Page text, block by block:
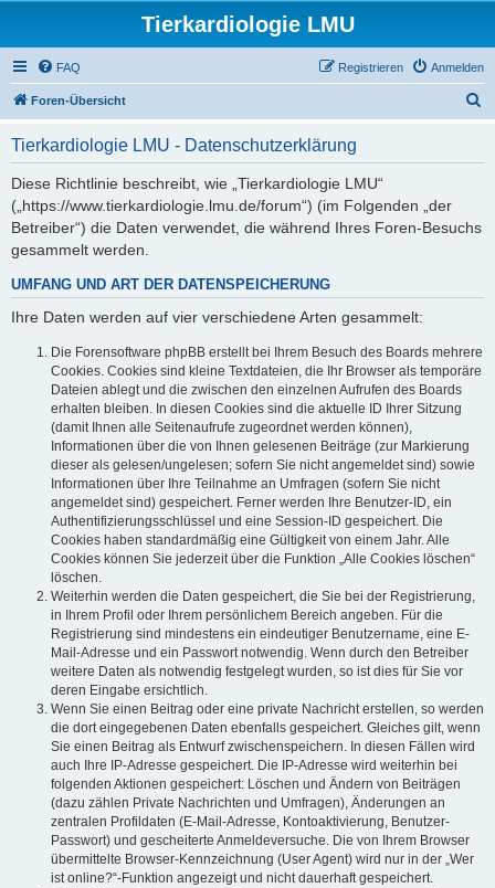
Tierkardiologie LMU
FAQ Anmelden
Registrieren
Foren-Übersicht
Tierkardiologie LMU - Datenschutzerklärung
Diese Richtlinie beschreibt, wie „Tierkardiologie LMU“
(„https://www.tierkardiologie.lmu.de/forum“) (im Folgenden „der
Betreiber“) die Daten verwendet, die während Ihres Foren-Besuchs
gesammelt werden.
UMFANG UND ART DER DATENSPEICHERUNG
Ihre Daten werden auf vier verschiedene Arten gesammelt:
Die Forensoftware phpBB erstellt bei Ihrem Besuch des Boards mehrere
Cookies. Cookies sind kleine Textdateien, die Ihr Browser als temporäre
Dateien ablegt und die zwischen den einzelnen Aufrufen des Boards
erhalten bleiben. In diesen Cookies sind die aktuelle ID Ihrer Sitzung
(damit Ihnen alle Seitenaufrufe zugeordnet werden können),
Informationen über die von Ihnen gelesenen Beiträge (zur Markierung
dieser als gelesen/ungelesen; sofern Sie nicht angemeldet sind) sowie
Informationen über Ihre Teilnahme an Umfragen (sofern Sie nicht
angemeldet sind) gespeichert. Ferner werden Ihre Benutzer-ID, ein
Authentifizierungsschlüssel und eine Session-ID gespeichert. Die
Cookies haben standardmäßig eine Gültigkeit von einem Jahr. Alle
Cookies können Sie jederzeit über die Funktion „Alle Cookies löschen“
löschen.
Weiterhin werden die Daten gespeichert, die Sie bei der Registrierung,
in Ihrem Profil oder Ihrem persönlichem Bereich angeben. Für die
Registrierung sind mindestens ein eindeutiger Benutzername, eine E-
Mail-Adresse und ein Passwort notwendig. Wenn durch den Betreiber
weitere Daten als notwendig festgelegt wurden, so ist dies für Sie vor
deren Eingabe ersichtlich.
Wenn Sie einen Beitrag oder eine private Nachricht erstellen, so werden
die dort eingegebenen Daten ebenfalls gespeichert. Gleiches gilt, wenn
Sie einen Beitrag als Entwurf zwischenspeichern. In diesen Fällen wird
auch Ihre IP-Adresse gespeichert. Die IP-Adresse wird weiterhin bei
folgenden Aktionen gespeichert: Löschen und Ändern von Beiträgen
(dazu zählen Private Nachrichten und Umfragen), Änderungen an
zentralen Profildaten (E-Mail-Adresse, Kontoaktivierung, Benutzer-
Passwort) und gescheiterte Anmeldeversuche. Die von Ihrem Browser
übermittelte Browser-Kennzeichnung (User Agent) wird nur in der „Wer
ist online?“-Funktion angezeigt und nicht dauerhaft gespeichert.